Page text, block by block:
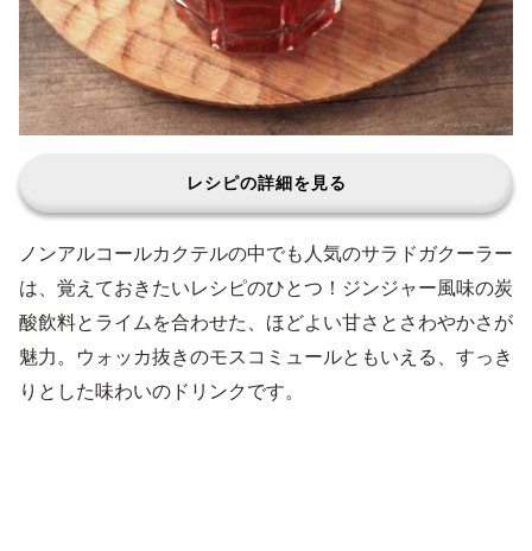
レシピの詳細を見る
ノンアルコールカクテルの中でも人気のサラドガクーラー
は、覚えておきたいレシピのひとつ！ジンジャー風味の炭
酸飲料とライムを合わせた、ほどよい甘さとさわやかさが
魅力。ウォッカ抜きのモスコミュールともいえる、すっき
りとした味わいのドリンクです。